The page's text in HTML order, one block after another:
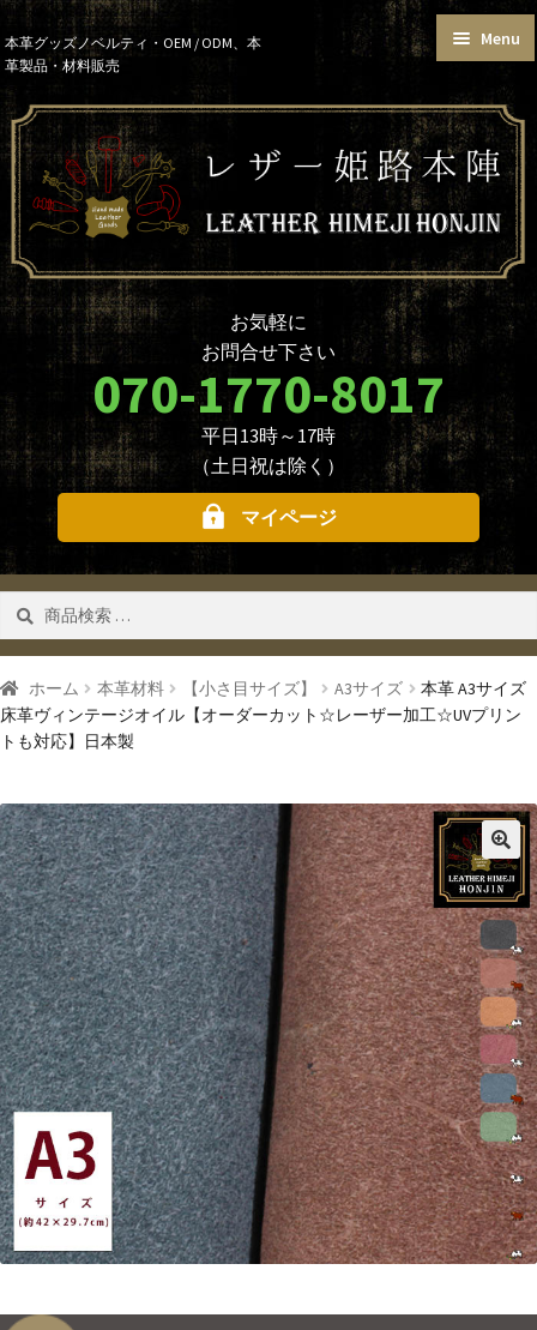
Skip
to
navigation
Skip
to
content
本革グッズノベルティ・OEM / ODM、本
革製品・材料販売
Menu
お買い物ガイド
本革グッズ
本革材料
単語帳サイズおまとめセット
価格帯で選ぶ
名入れ☆ロゴ入れオプションに
ついて
ノベルティ・大口注文について
商品のカスタマイズについて
革製品を取り扱う業者様へ
（OEMについて）
本革材料のカスタムメイド
本革材料一覧
型押し型一覧
お問合せ
お気軽に
お問合せ下さい
070-1770-8017
平日13時～17時
（土日祝は除く）
マイページ
対
象:
検索
ホーム 本革材料 【小さ目サイズ】 A3サイズ
本革 A3サイズ
床革ヴィンテージオイル【オーダーカット☆レーザー加工☆UVプリン
トも対応】日本製
🔍